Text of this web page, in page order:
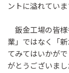
ントに溢れていま
鈑金工場の皆様
業」ではなく「
てみてはいかが
がとうございまし